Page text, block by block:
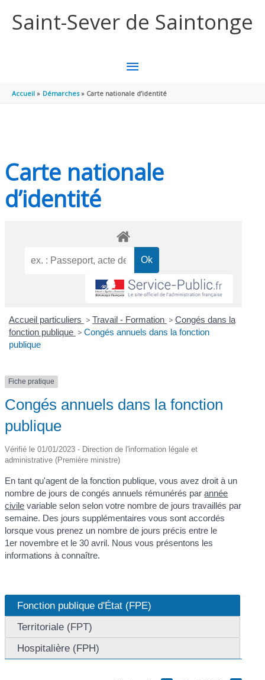
Saint-Sever de Saintonge
MENU
PRINCIPAL
Accueil Démarches Carte nationale d’identité
Carte nationale
d’identité
Accueil particuliers > Travail - Formation > Congés dans la
fonction publique > Congés annuels dans la fonction
publique
Fiche pratique
Congés annuels dans la fonction
publique
Vérifié le 01/01/2023 - Direction de l'information légale et
administrative (Première ministre)
En tant qu'agent de la fonction publique, vous avez droit à un
nombre de jours de congés annuels rémunérés parannée
civile variable selon selon votre nombre de jours travaillés par
semaine. Des jours supplémentaires vous sont accordés
lorsque vous prenez un nombre de jours précis entre le
1er novembre et le 30 avril. Nous vous présentons les
informations à connaître.
Fonction publique d'État (FPE)
Territoriale (FPT)
Hospitalière (FPH)